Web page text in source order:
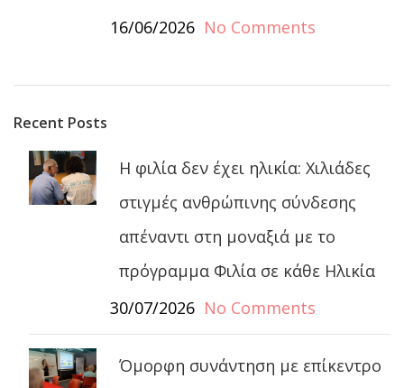
16/06/2026 No Comments
Recent Posts
Η φιλία δεν έχει ηλικία: Χιλιάδες
στιγμές ανθρώπινης σύνδεσης
απέναντι στη μοναξιά με το
πρόγραμμα Φιλία σε κάθε Ηλικία
30/07/2026 No Comments
Όμορφη συνάντηση με επίκεντρο